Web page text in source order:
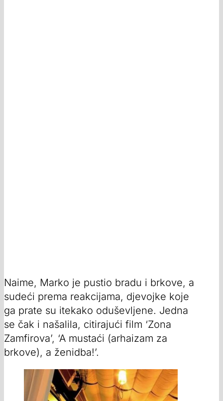
Naime, Marko je pustio bradu i brkove, a
sudeći prema reakcijama, djevojke koje
ga prate su itekako oduševljene. Jedna
se čak i našalila, citirajući film ‘Zona
Zamfirova’, ‘A mustaći (arhaizam za
brkove), a ženidba!’.